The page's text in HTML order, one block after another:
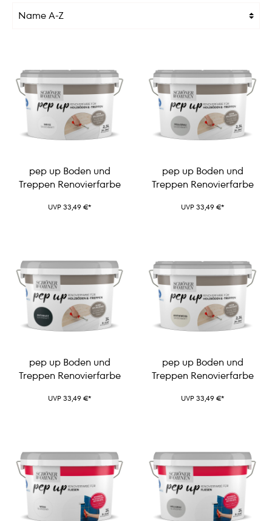
pep up Boden und
Treppen Renovierfarbe
UVP 33,49 €*
pep up Boden und
Treppen Renovierfarbe
UVP 33,49 €*
pep up Boden und
Treppen Renovierfarbe
UVP 33,49 €*
pep up Boden und
Treppen Renovierfarbe
UVP 33,49 €*